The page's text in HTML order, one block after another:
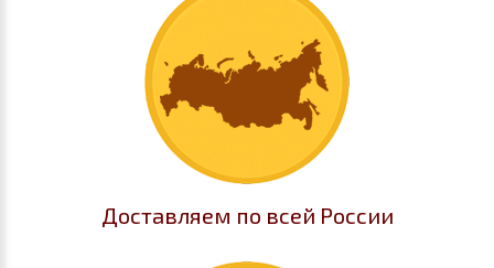
Доставляем по всей России